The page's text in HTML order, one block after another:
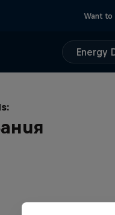
Want
Energy